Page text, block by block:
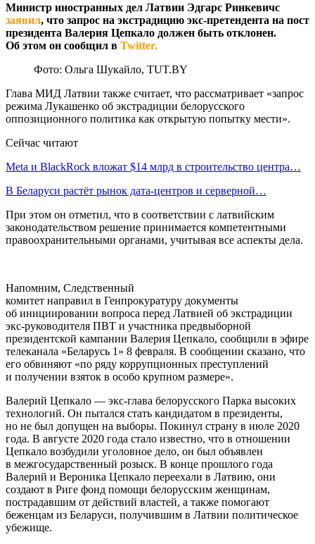
Министр иностранных дел Латвии Эдгарс Ринкевичс
заявил, что запрос на экстрадицию экс-претендента на пост
президента Валерия Цепкало должен быть отклонен.
Об этом он сообщил в Twitter.
Фото: Ольга Шукайло, TUT.BY
Глава МИД Латвии также считает, что рассматривает «запрос
режима Лукашенко об экстрадиции белорусского
оппозиционного политика как открытую попытку мести».
Сейчас читают
Meta и BlackRock вложат $14 млрд в строительство центра…
В Беларуси растёт рынок дата-центров и серверной…
При этом он отметил, что в соответствии с латвийским
законодательством решение принимается компетентными
правоохранительными органами, учитывая все аспекты дела.
Напомним, Следственный
комитет направил в Генпрокуратуру документы
об инициировании вопроса перед Латвией об экстрадиции
экс-руководителя ПВТ и участника предвыборной
президентской кампании Валерия Цепкало, сообщили в эфире
телеканала «Беларусь 1» 8 февраля. В сообщении сказано, что
его обвиняют «по ряду коррупционных преступлений
и получении взяток в особо крупном размере».
Валерий Цепкало — экс-глава белорусского Парка высоких
технологий. Он пытался стать кандидатом в президенты,
но не был допущен на выборы. Покинул страну в июле 2020
года. В августе 2020 года стало известно, что в отношении
Цепкало возбудили уголовное дело, он был объявлен
в межгосударственный розыск. В конце прошлого года
Валерий и Вероника Цепкало переехали в Латвию, они
создают в Риге фонд помощи белорусским женщинам,
пострадавшим от действий властей, а также помогают
беженцам из Беларуси, получившим в Латвии политическое
убежище.